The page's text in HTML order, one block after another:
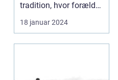
tradition, hvor forældre
og bedsteforældre
skabe...
18 januar 2024